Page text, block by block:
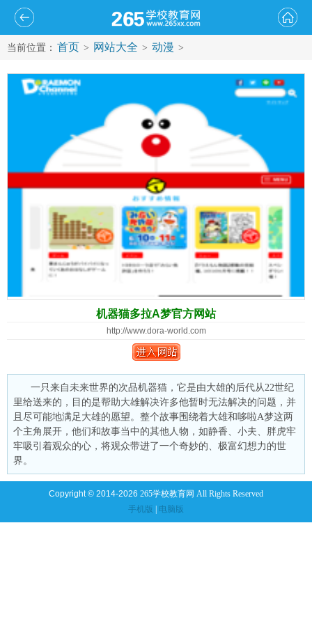
当前位置： 首页 > 网站大全 > 动漫 >
机器猫多拉A梦官方网站
http://www.dora-world.com
一只来自未来世界的次品机器猫，它是由大雄的后代从22世纪
里给送来的，目的是帮助大雄解决许多他暂时无法解决的问题，并
且尽可能地满足大雄的愿望。整个故事围绕着大雄和哆啦A梦这两
个主角展开，他们和故事当中的其他人物，如静香、小夫、胖虎牢
牢吸引着观众的心，将观众带进了一个奇妙的、极富幻想力的世
界。
Copyright © 2014-2026 265学校教育网 All Rights Reserved
手机版 | 电脑版